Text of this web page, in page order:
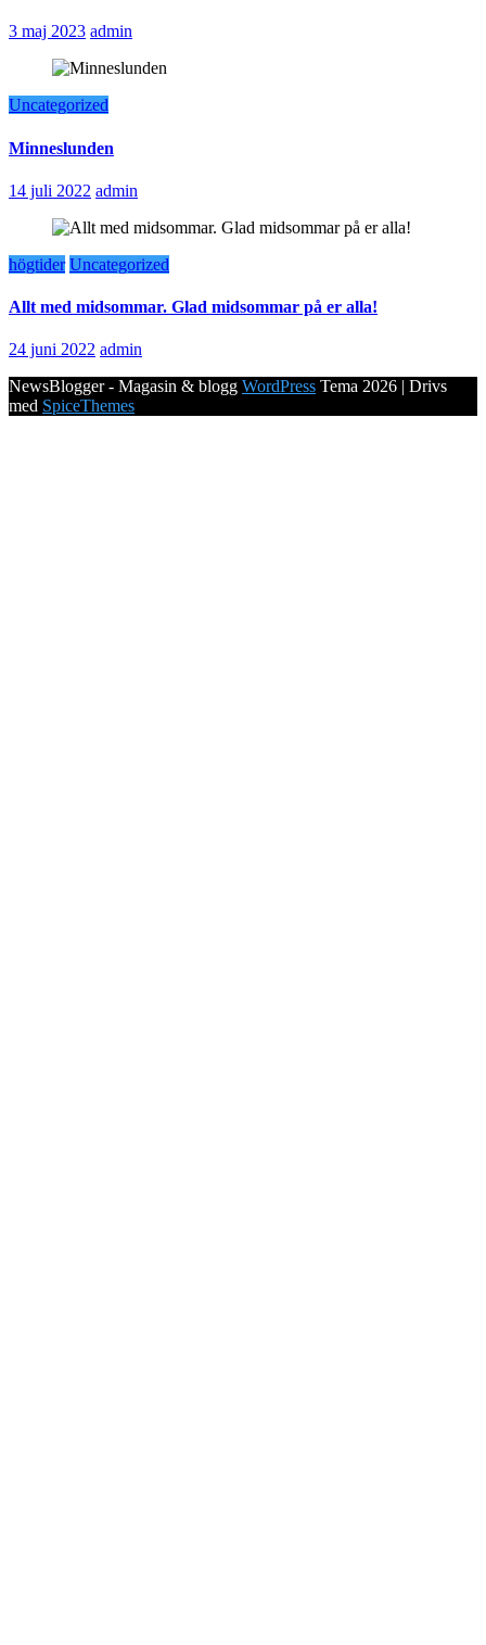
3 maj 2023 admin
Uncategorized
Minneslunden
14 juli 2022 admin
högtider Uncategorized
Allt med midsommar. Glad midsommar på er alla!
24 juni 2022 admin
NewsBlogger - Magasin & blogg WordPress Tema 2026 | Drivs
med SpiceThemes